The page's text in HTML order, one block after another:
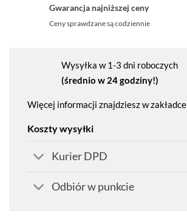
Gwarancja najniższej ceny
Ceny sprawdzane są codziennie
Wysyłka w 1-3 dni roboczych
(średnio w 24 godziny!)
Więcej informacji znajdziesz w zakładce
Koszty wysyłki
Kurier DPD
Odbiór w punkcie